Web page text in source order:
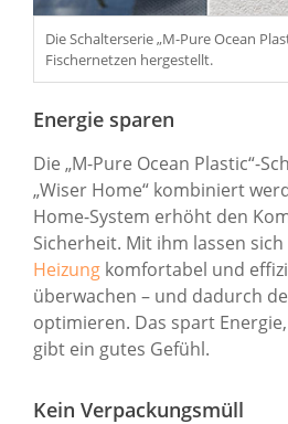
Die Schalterserie „M-Pure Ocean
Fischernetzen hergestellt.
Energie sparen
Die „M-Pure Ocean Plastic“-
„Wiser Home“ kombiniert
Home-System erhöht den
Sicherheit. Mit ihm lassen
Heizung komfortabel und
überwachen – und dadurch
optimieren. Das spart
gibt ein gutes Gefühl.
Kein Verpackungsmüll